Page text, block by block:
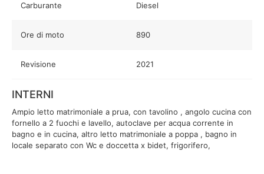
Carburante Diesel
Ore di moto 890
Revisione 2021
INTERNI
Ampio letto matrimoniale a prua, con tavolino , angolo cucina con
fornello a 2 fuochi e lavello, autoclave per acqua corrente in
bagno e in cucina, altro letto matrimoniale a poppa , bagno in
locale separato con Wc e doccetta x bidet, frigorifero,